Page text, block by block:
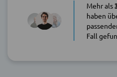
Mehr als
haben
Fall